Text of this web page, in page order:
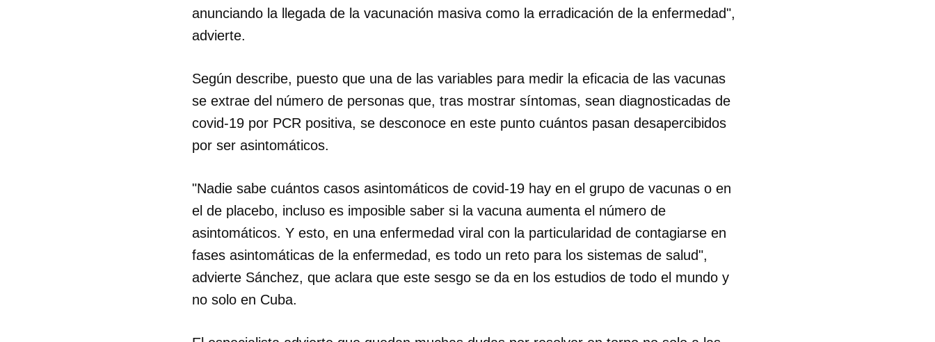
anunciando la llegada de la vacunación masiva como la erradicación de la enfermedad",
advierte.
Según describe, puesto que una de las variables para medir la eficacia de las vacunas
se extrae del número de personas que, tras mostrar síntomas, sean diagnosticadas de
covid-19 por PCR positiva, se desconoce en este punto cuántos pasan desapercibidos
por ser asintomáticos.
"Nadie sabe cuántos casos asintomáticos de covid-19 hay en el grupo de vacunas o en
el de placebo, incluso es imposible saber si la vacuna aumenta el número de
asintomáticos. Y esto, en una enfermedad viral con la particularidad de contagiarse en
fases asintomáticas de la enfermedad, es todo un reto para los sistemas de salud",
advierte Sánchez, que aclara que este sesgo se da en los estudios de todo el mundo y
no solo en Cuba.